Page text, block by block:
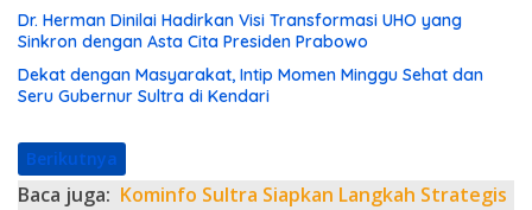
Dr. Herman Dinilai Hadirkan Visi Transformasi UHO yang
Sinkron dengan Asta Cita Presiden Prabowo
Dekat dengan Masyarakat, Intip Momen Minggu Sehat dan
Seru Gubernur Sultra di Kendari
Berikutnya
Baca juga: Kominfo Sultra Siapkan Langkah Strategis